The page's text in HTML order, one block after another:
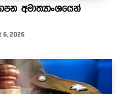
අමාත්‍යාංශයෙන්
6, 2026